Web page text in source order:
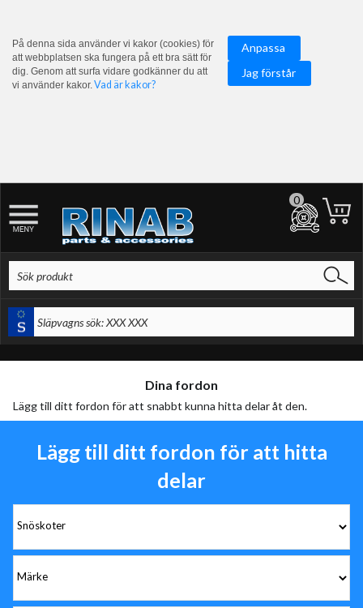
På denna sida använder vi kakor (cookies) för
att webbplatsen ska fungera på ett bra sätt för
dig. Genom att surfa vidare godkänner du att
vi använder kakor.Vad är kakor?
Anpassa
Jag förstår
0
Dina fordon
Lägg till ditt fordon för att snabbt kunna hitta delar åt den.
Lägg till ditt fordon för att hitta
delar